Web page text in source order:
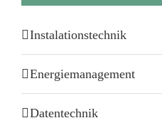
Instalationstechnik
Energiemanagement
Datentechnik